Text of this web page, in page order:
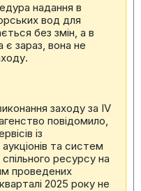
надання в
вод для
без змін, а в
є зараз, вона не
заходу за IV
повідомило,
із
та систем
ресурсу на
проведених
2025 року не